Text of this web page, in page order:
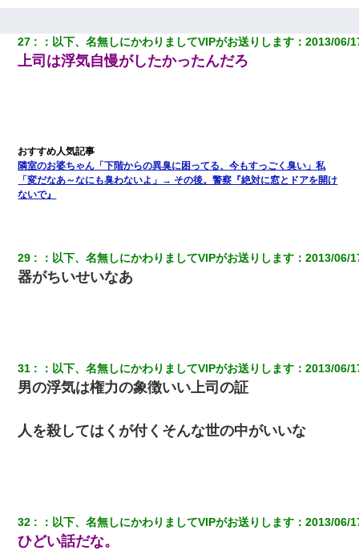
27 ： 以下、名無しにかわりましてVIPがお送りします ：2013/06/
上司は浮気自慢がしたかったんだろ
隣室のお婆ちゃん「下階からの異臭に困ってる、今もすっごく臭い」私
「変だなあ～なにも臭わないよ」→ その後。警察『絶対に窓とドアを開け
ないで』
29 ： 以下、名無しにかわりましてVIPがお送りします ：2013/06/
器がちいせいなあ
31 ： 以下、名無しにかわりましてVIPがお送りします ：2013/06/
男の浮気は権力の象徴いい上司の証
人を殺してはくが付くそんな世の中がいいな
32 ： 以下、名無しにかわりましてVIPがお送りします ：2013/06/
ひどい話だな。